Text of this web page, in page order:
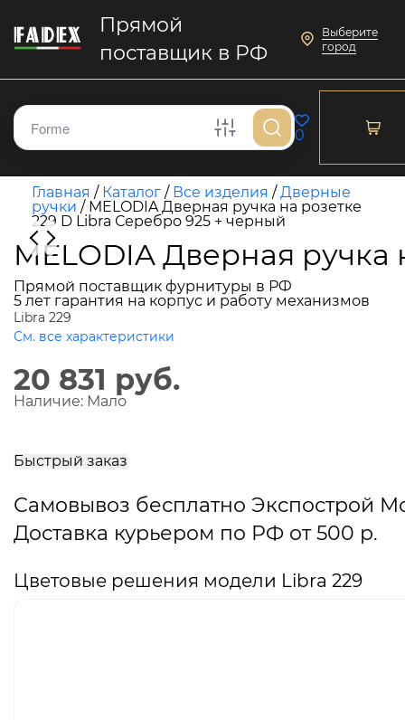
Прямой
поставщик в РФ
Выберите
город
0
Главная / Каталог / Все изделия /Дверные
ручки / MELODIA Дверная ручка на розетке
229 D Libra Серебро 925 + черный
MELODIA Дверная ручка
Прямой поставщик фурнитуры в РФ
5 лет гарантия на корпус и работу механизмов
Libra 229
См. все характеристики
20 831 руб.
Наличие: Мало
Быстрый заказ
Самовывоз бесплатно Экспострой
Доставка курьером по РФ от 500 р.
Цветовые решения модели Libra 229